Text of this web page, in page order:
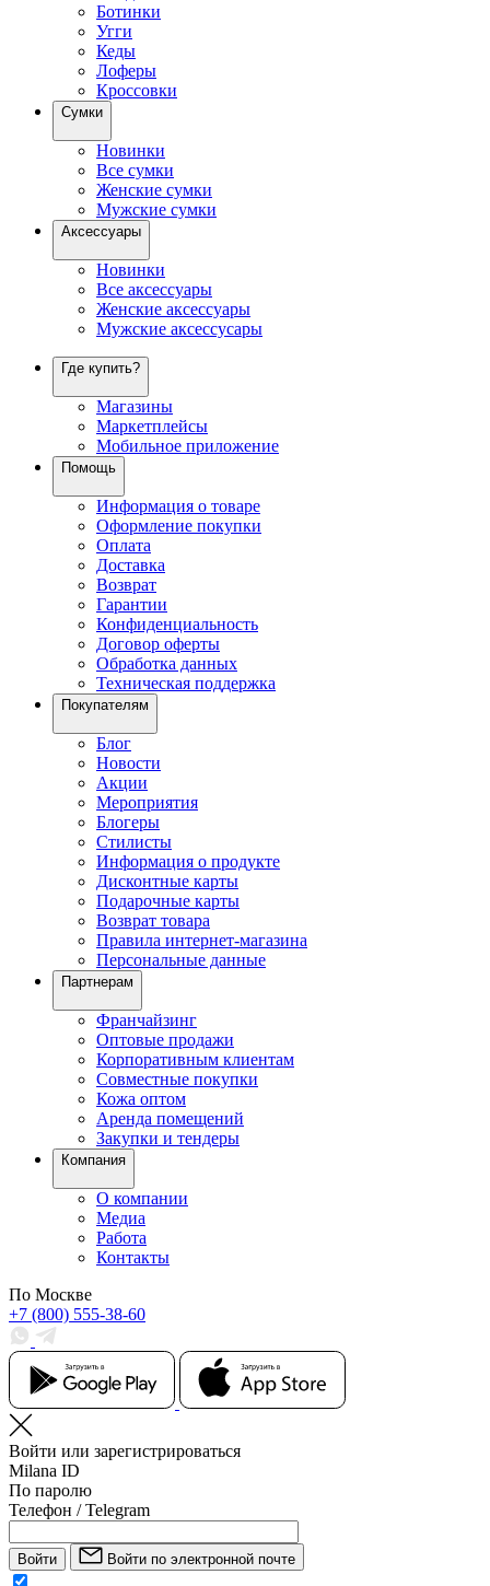
Ботинки
Угги
Кеды
Лоферы
Кроссовки
Сумки
Новинки
Все сумки
Женские сумки
Мужские сумки
Аксессуары
Новинки
Все аксессуары
Женские аксессуары
Мужские аксессусары
Где купить?
Магазины
Маркетплейсы
Мобильное приложение
Помощь
Информация о товаре
Оформление покупки
Оплата
Доставка
Возврат
Гарантии
Конфиденциальность
Договор оферты
Обработка данных
Техническая поддержка
Покупателям
Блог
Новости
Акции
Мероприятия
Блогеры
Стилисты
Информация о продукте
Дисконтные карты
Подарочные карты
Возврат товара
Правила интернет-магазина
Персональные данные
Партнерам
Франчайзинг
Оптовые продажи
Корпоративным клиентам
Совместные покупки
Кожа оптом
Аренда помещений
Закупки и тендеры
Компания
О компании
Медиа
Работа
Контакты
По Москве
+7 (800) 555-38-60
Войти или зарегистрироваться
Milana ID
По паролю
Телефон / Telegram
Войти Войти по электронной почте